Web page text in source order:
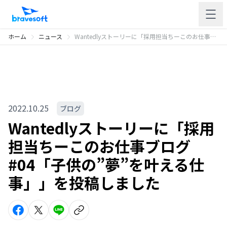
ホーム ニュース Wantedlyストーリーに「採用担当ちーこのお仕事ブログ #04「子供の”夢”を叶える仕事」」を投稿しました
2022.10.25 ブログ
Wantedlyストーリーに「採用
担当ちーこのお仕事ブログ
#04「子供の”夢”を叶える仕
事」」を投稿しました